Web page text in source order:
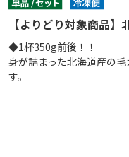
【よりどり対象商品
◆1杯350g前後！！
身が詰まった北海道産の
す。